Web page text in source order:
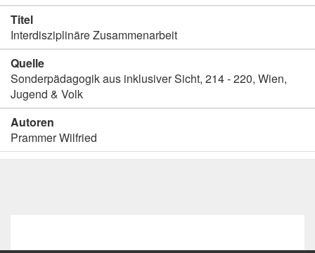
Titel
Interdisziplinäre Zusammenarbeit
Quelle
Sonderpädagogik aus inklusiver Sicht, 214 - 220, Wien,
Jugend & Volk
Autoren
Prammer Wilfried